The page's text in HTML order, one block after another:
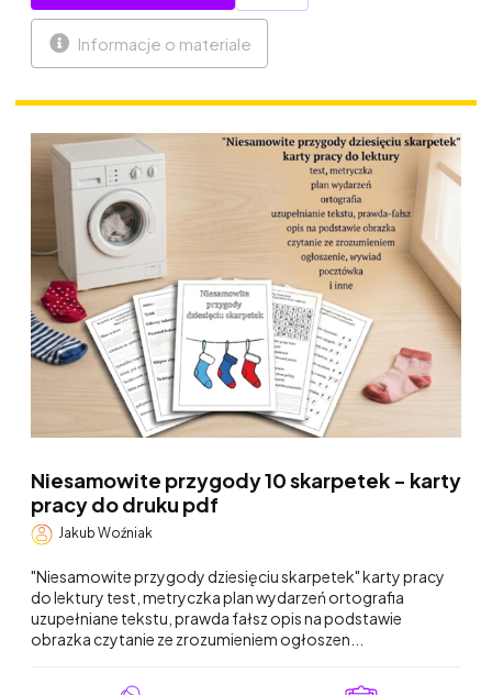
Informacje o materiale
Niesamowite przygody 10 skarpetek - karty
pracy do druku pdf
Jakub Woźniak
"Niesamowite przygody dziesięciu skarpetek" karty pracy
do lektury test, metryczka plan wydarzeń ortografia
uzupełniane tekstu, prawda fałsz opis na podstawie
obrazka czytanie ze zrozumieniem ogłoszen...